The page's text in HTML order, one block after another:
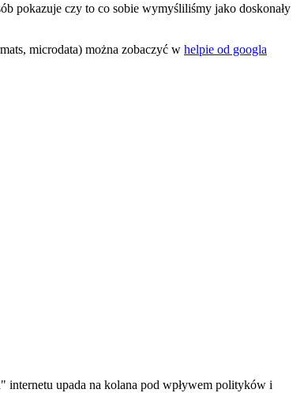
pokazuje czy to co sobie wymyśliliśmy jako doskonały
microdata) można zobaczyć w helpie od googla
upada na kolana pod wpływem polityków i